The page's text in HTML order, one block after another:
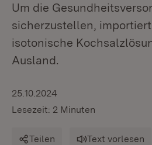
Um die
sicherzustellen,
isotonische
Ausland.
25.10.2024
Lesezeit: 2 Minuten
Teilen Text vorlesen